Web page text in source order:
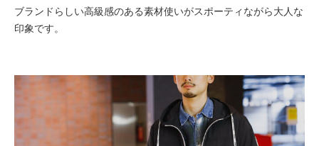
ブランドらしい高級感のある素材使いがスポーティながら大人な
印象です。